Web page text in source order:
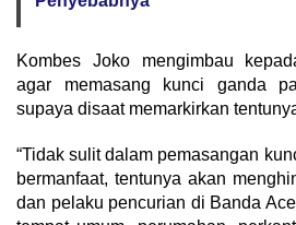
Kombes Joko mengimbau
agar memasang kunci ganda
supaya disaat memarkirkan
“Tidak sulit dalam pemasangan
bermanfaat, tentunya akan
dan pelaku pencurian di Banda